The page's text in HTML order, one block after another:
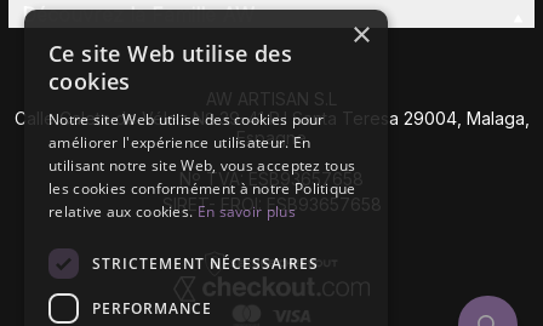
Découvrez la Famille AW
AW ARTISAN S.L
Calle Caleta de Vélez Nº 39-41 P.I Santa Teresa 29004, Malaga,
Espagne
Nº TVA: ESB93657658
SIRET- EROI: ESB93657658
×
Ce site Web utilise des
cookies
Notre site Web utilise des cookies pour
améliorer l'expérience utilisateur. En
utilisant notre site Web, vous acceptez tous
les cookies conformément à notre Politique
relative aux cookies.En savoir plus
STRICTEMENT NÉCESSAIRES
PERFORMANCE